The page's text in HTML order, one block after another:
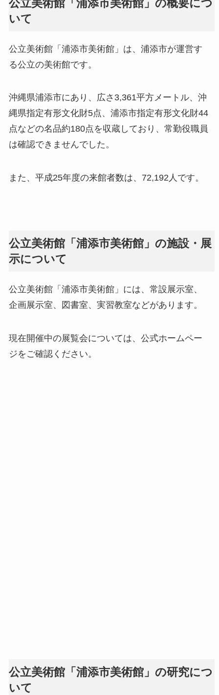
公立美術館「浦添市美術館」の概要につ
いて
公立美術館「浦添市美術館」は、浦添市が運営す
る公立の美術館です。
沖縄県浦添市にあり、広さ3,361平方メートル、沖
縄県指定有形文化財5点、浦添市指定有形文化財44
点などの名品約180点を収蔵しており、常勤役職員
は確認できませんでした。
また、平成25年度の来館者数は、72,192人です。
公立美術館「浦添市美術館」の施設・展
示について
公立美術館「浦添市美術館」には、常設展示室、
企画展示室、図書室、実習教室などがあります。
現在開催中の展覧会については、公式ホームペー
ジをご確認ください。
公立美術館「浦添市美術館」の研究につ
いて